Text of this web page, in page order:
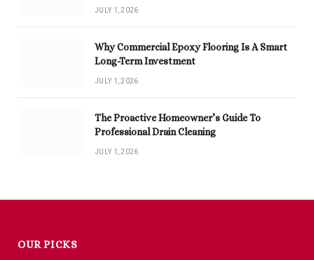
JULY 1, 2026
Why Commercial Epoxy Flooring Is A Smart
Long-Term Investment
JULY 1, 2026
The Proactive Homeowner’s Guide To
Professional Drain Cleaning
JULY 1, 2026
OUR PICKS